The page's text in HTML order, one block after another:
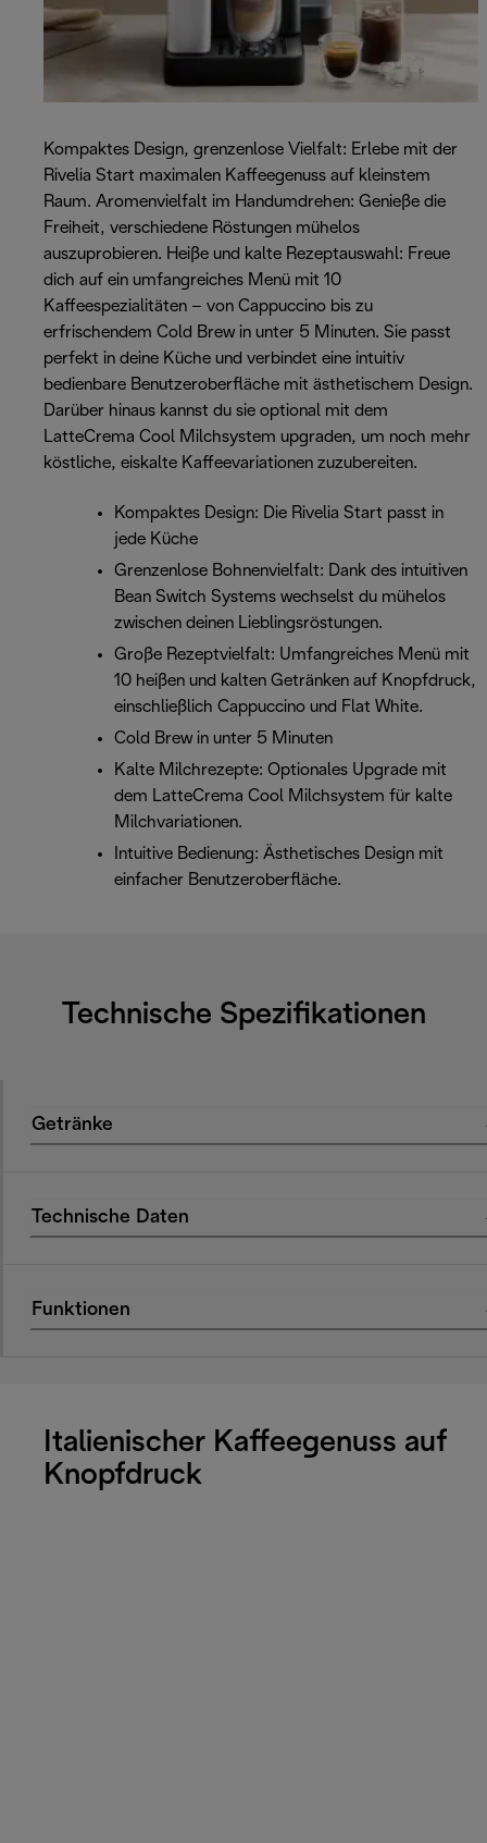
Kompaktes Design, grenzenlose Vielfalt: Erlebe mit der
Rivelia Start maximalen Kaffeegenuss auf kleinstem
Raum. Aromenvielfalt im Handumdrehen: Genieße die
Freiheit, verschiedene Röstungen mühelos
auszuprobieren. Heiße und kalte Rezeptauswahl: Freue
dich auf ein umfangreiches Menü mit 10
Kaffeespezialitäten – von Cappuccino bis zu
erfrischendem Cold Brew in unter 5 Minuten. Sie passt
perfekt in deine Küche und verbindet eine intuitiv
bedienbare Benutzeroberfläche mit ästhetischem Design.
Darüber hinaus kannst du sie optional mit dem
LatteCrema Cool Milchsystem upgraden, um noch mehr
köstliche, eiskalte Kaffeevariationen zuzubereiten.
Kompaktes Design: Die Rivelia Start passt in
jede Küche
Grenzenlose Bohnenvielfalt: Dank des intuitiven
Bean Switch Systems wechselst du mühelos
zwischen deinen Lieblingsröstungen.
Große Rezeptvielfalt: Umfangreiches Menü mit
10 heißen und kalten Getränken auf Knopfdruck,
einschließlich Cappuccino und Flat White.
Cold Brew in unter 5 Minuten
Kalte Milchrezepte: Optionales Upgrade mit
dem LatteCrema Cool Milchsystem für kalte
Milchvariationen.
Intuitive Bedienung: Ästhetisches Design mit
einfacher Benutzeroberfläche.
Technische Spezifikationen
Getränke
Technische Daten
Funktionen
Italienischer Kaffeegenuss auf
Knopfdruck